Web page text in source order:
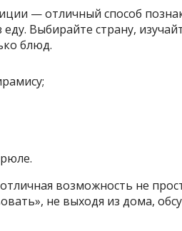
— отличный способ
Выбирайте страну,
блюд.
возможность не
не выходя из дома,